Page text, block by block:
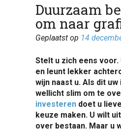
Duurzaam
om naar
Geplaatst op 14
Stelt u zich eens voor.
en leunt lekker
wijn naast u. Als dit
wellicht slim om te
investeren doet u
keuze maken. U wilt
over bestaan. Maar u